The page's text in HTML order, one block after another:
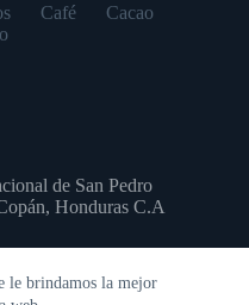
le brindamos la mejor
Café
Cacao
de San Pedro
Honduras C.A
San Antonio